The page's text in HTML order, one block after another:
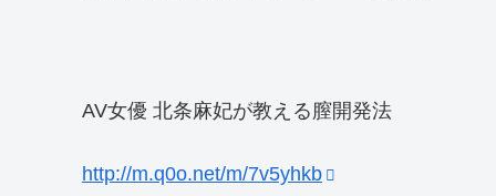
AV女優 北条麻妃が教える膣開発法
http://m.q0o.net/m/7v5yhkb